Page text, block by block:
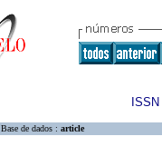
Base de dados : article